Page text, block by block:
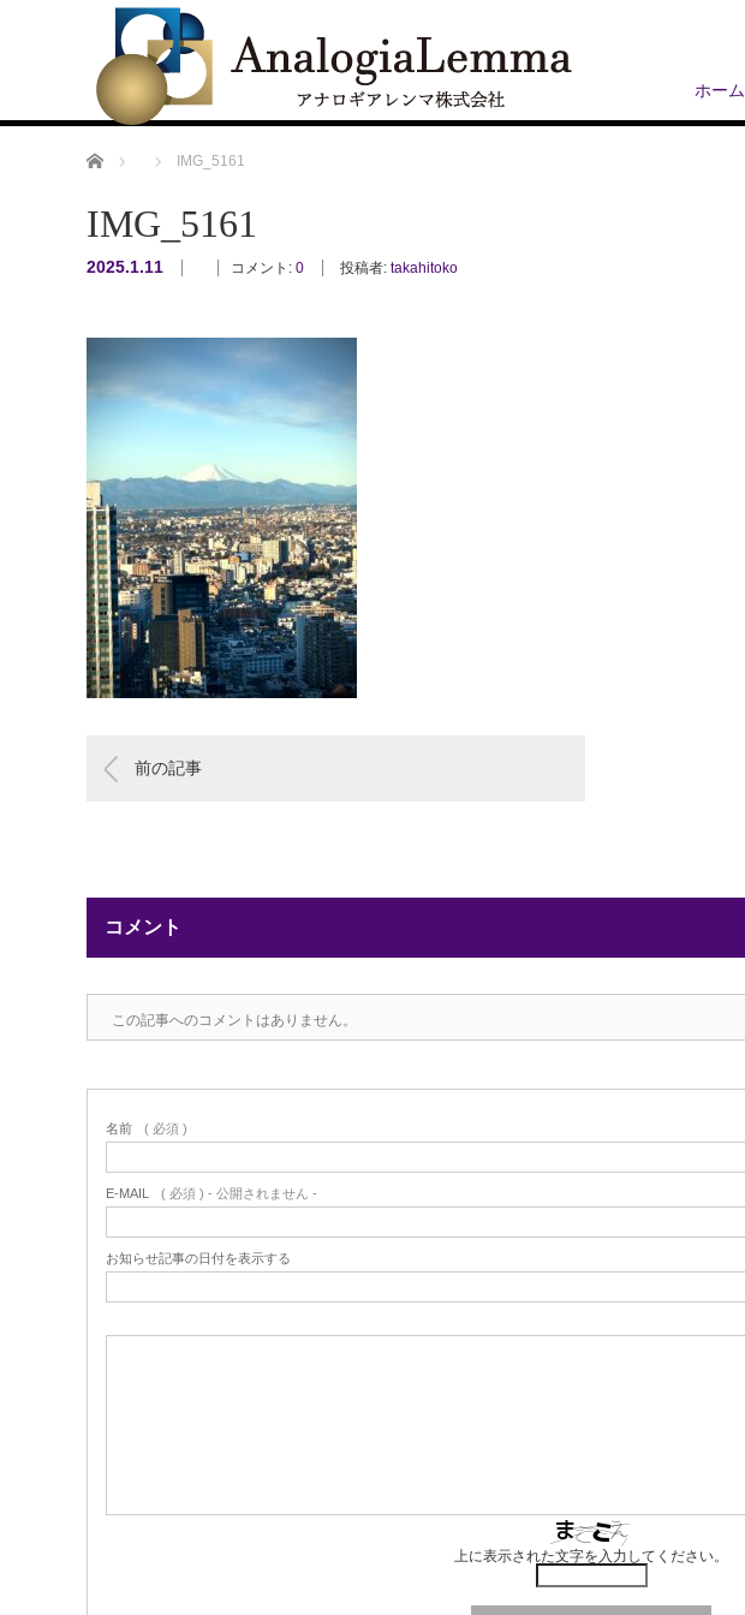
ホーム
ホーム IMG_5161
IMG_5161
2025.1.11 コメント: 0 投稿者: takahitoko
前の記事
コメント
この記事へのコメントはありません。
名前 ( 必須 )
E-MAIL ( 必須 ) - 公開されません -
お知らせ記事の日付を表示する
上に表示された文字を入力してください。